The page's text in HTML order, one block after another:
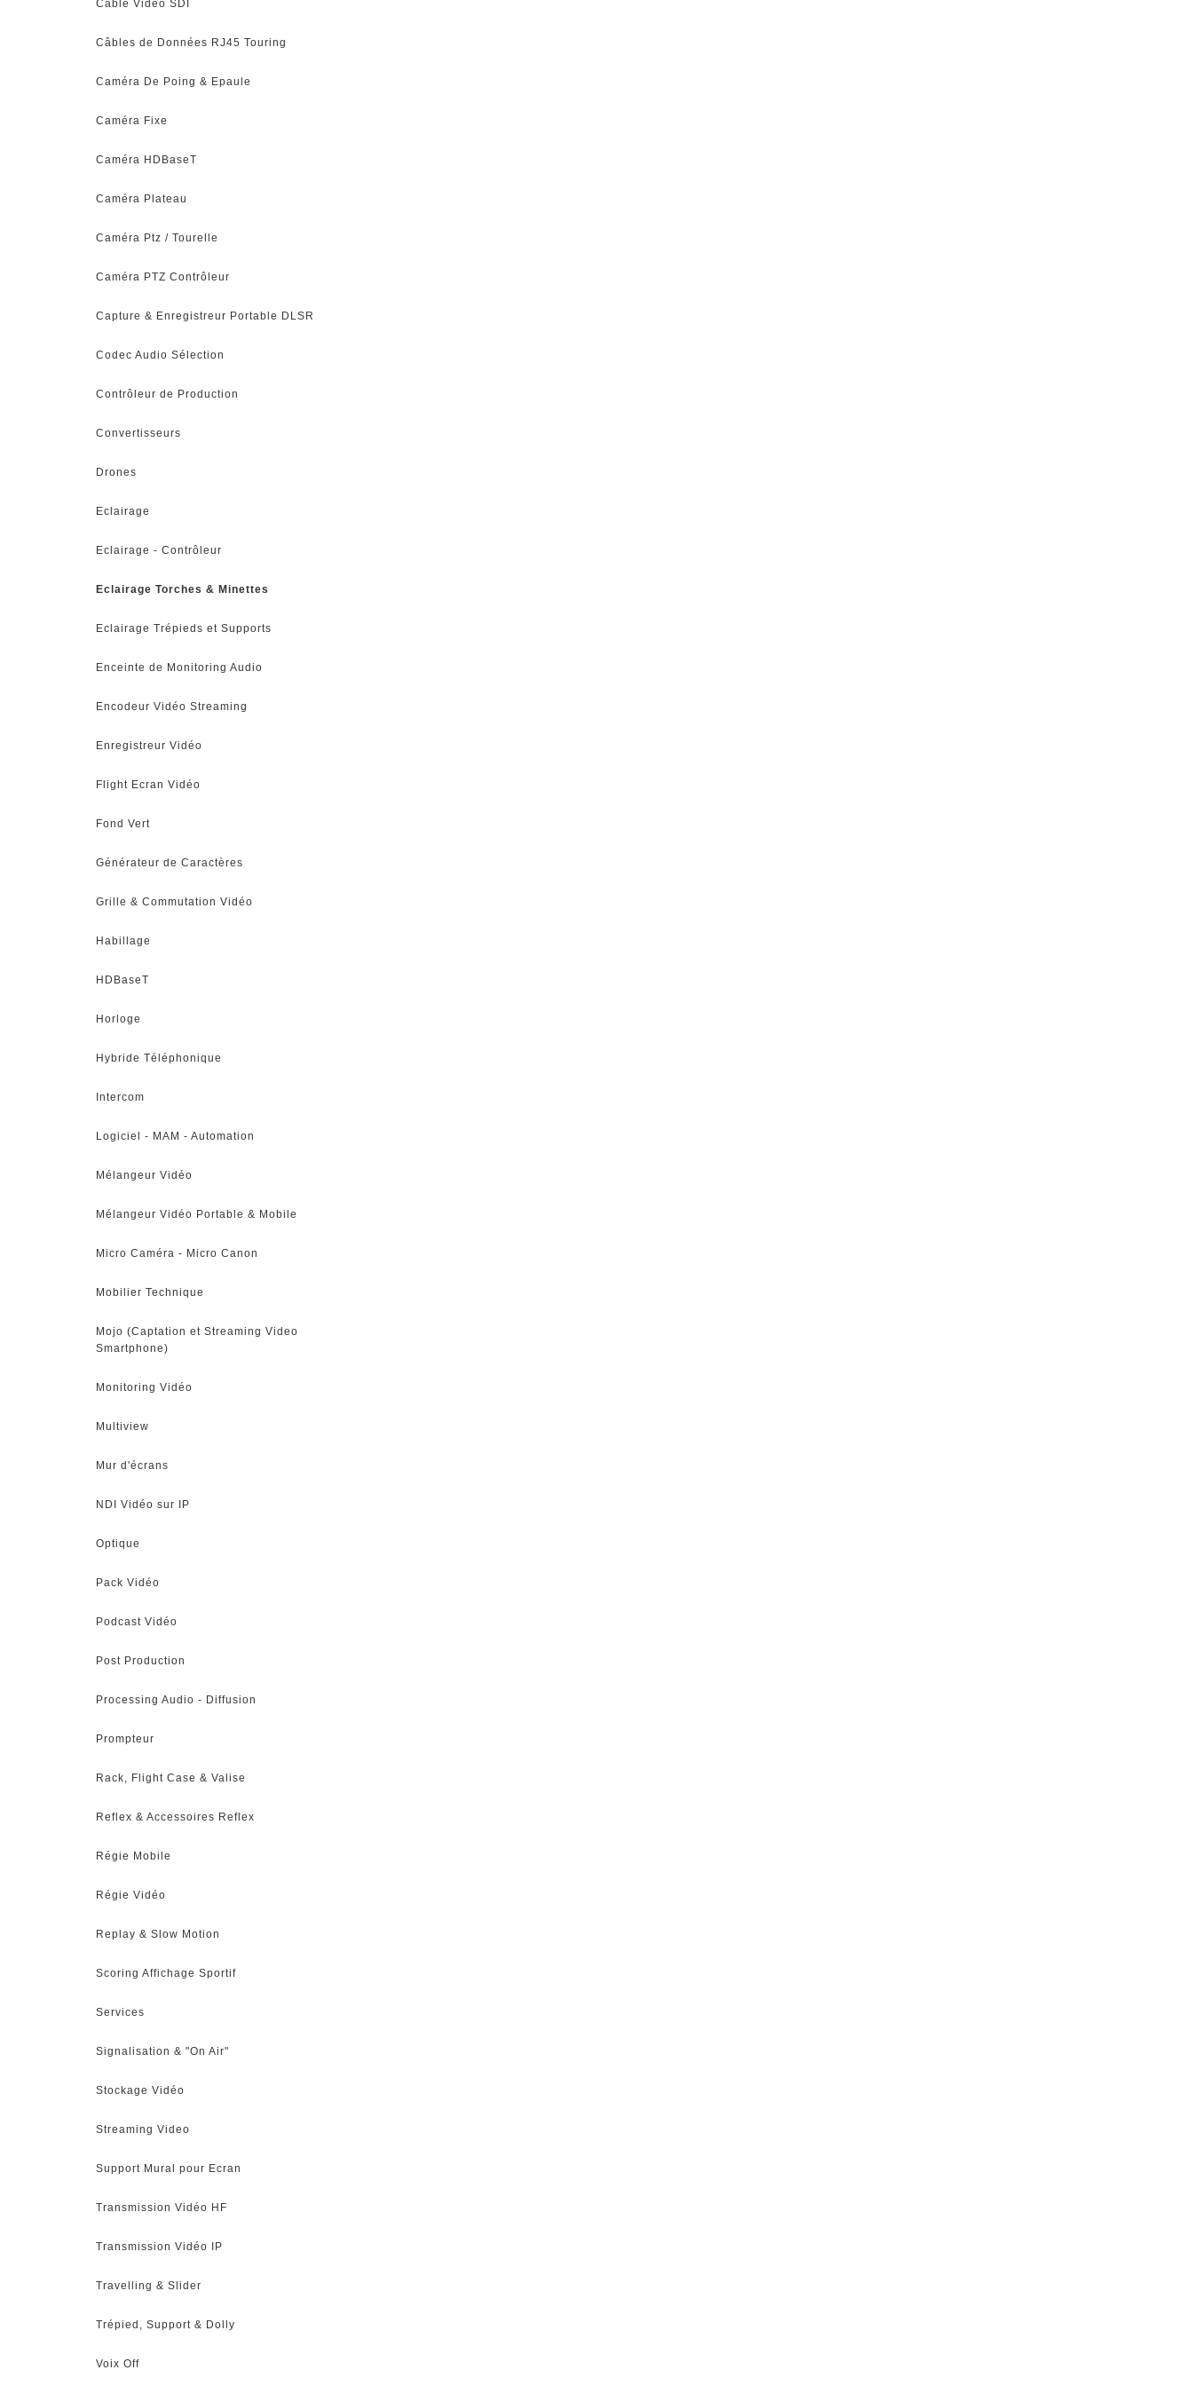
Câble Vidéo SDI
Câbles de Données RJ45 Touring
Caméra De Poing & Epaule
Caméra Fixe
Caméra HDBaseT
Caméra Plateau
Caméra Ptz / Tourelle
Caméra PTZ Contrôleur
Capture & Enregistreur Portable DLSR
Codec Audio Sélection
Contrôleur de Production
Convertisseurs
Drones
Eclairage
Eclairage - Contrôleur
Eclairage Torches & Minettes
Eclairage Trépieds et Supports
Enceinte de Monitoring Audio
Encodeur Vidéo Streaming
Enregistreur Vidéo
Flight Ecran Vidéo
Fond Vert
Générateur de Caractères
Grille & Commutation Vidéo
Habillage
HDBaseT
Horloge
Hybride Téléphonique
Intercom
Logiciel - MAM - Automation
Mélangeur Vidéo
Mélangeur Vidéo Portable & Mobile
Micro Caméra - Micro Canon
Mobilier Technique
Mojo (Captation et Streaming Video
Smartphone)
Monitoring Vidéo
Multiview
Mur d'écrans
NDI Vidéo sur IP
Optique
Pack Vidéo
Podcast Vidéo
Post Production
Processing Audio - Diffusion
Prompteur
Rack, Flight Case & Valise
Reflex & Accessoires Reflex
Régie Mobile
Régie Vidéo
Replay & Slow Motion
Scoring Affichage Sportif
Services
Signalisation & "On Air"
Stockage Vidéo
Streaming Video
Support Mural pour Ecran
Transmission Vidéo HF
Transmission Vidéo IP
Travelling & Slider
Trépied, Support & Dolly
Voix Off